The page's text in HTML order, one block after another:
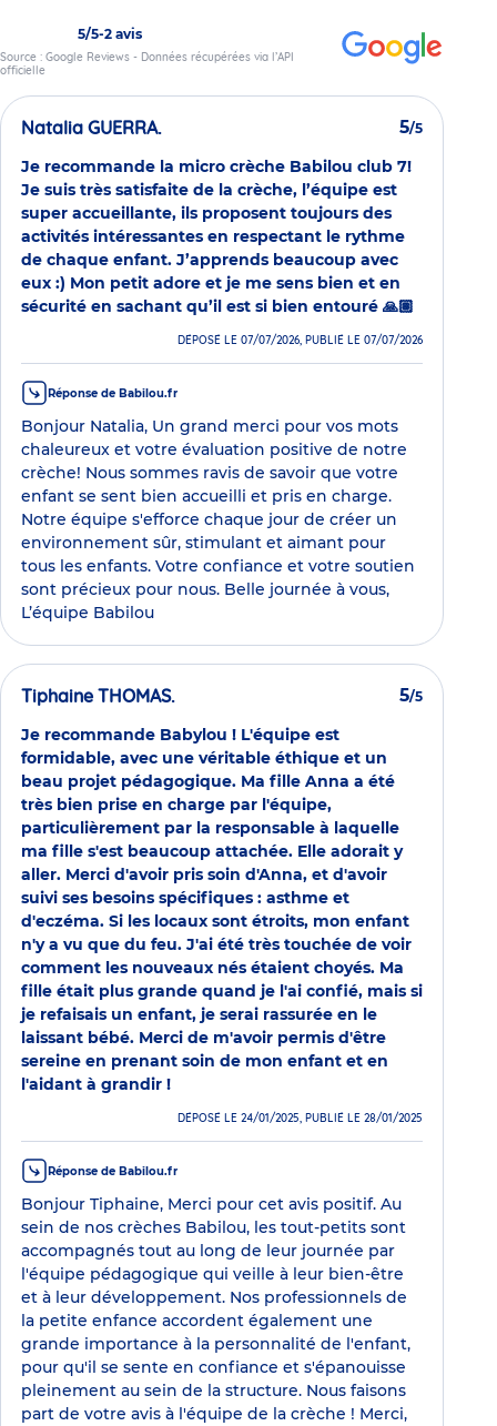
5/5-2 avis
Source : Google Reviews - Données récupérées via l’API
officielle
Natalia GUERRA. 5/5
Je recommande la micro crèche Babilou club 7!
Je suis très satisfaite de la crèche, l’équipe est
super accueillante, ils proposent toujours des
activités intéressantes en respectant le rythme
de chaque enfant. J’apprends beaucoup avec
eux :) Mon petit adore et je me sens bien et en
sécurité en sachant qu’il est si bien entouré 🙏🏽
DÉPOSÉ LE 07/07/2026, PUBLIÉ LE 07/07/2026
Réponse de Babilou.fr
Bonjour Natalia, Un grand merci pour vos mots
chaleureux et votre évaluation positive de notre
crèche! Nous sommes ravis de savoir que votre
enfant se sent bien accueilli et pris en charge.
Notre équipe s'efforce chaque jour de créer un
environnement sûr, stimulant et aimant pour
tous les enfants. Votre confiance et votre soutien
sont précieux pour nous. Belle journée à vous,
L’équipe Babilou
Tiphaine THOMAS. 5/5
Je recommande Babylou ! L'équipe est
formidable, avec une véritable éthique et un
beau projet pédagogique. Ma fille Anna a été
très bien prise en charge par l'équipe,
particulièrement par la responsable à laquelle
ma fille s'est beaucoup attachée. Elle adorait y
aller. Merci d'avoir pris soin d'Anna, et d'avoir
suivi ses besoins spécifiques : asthme et
d'eczéma. Si les locaux sont étroits, mon enfant
n'y a vu que du feu. J'ai été très touchée de voir
comment les nouveaux nés étaient choyés. Ma
fille était plus grande quand je l'ai confié, mais si
je refaisais un enfant, je serai rassurée en le
laissant bébé. Merci de m'avoir permis d'être
sereine en prenant soin de mon enfant et en
l'aidant à grandir !
DÉPOSÉ LE 24/01/2025, PUBLIÉ LE 28/01/2025
Réponse de Babilou.fr
Bonjour Tiphaine, Merci pour cet avis positif. Au
sein de nos crèches Babilou, les tout-petits sont
accompagnés tout au long de leur journée par
l'équipe pédagogique qui veille à leur bien-être
et à leur développement. Nos professionnels de
la petite enfance accordent également une
grande importance à la personnalité de l'enfant,
pour qu'il se sente en confiance et s'épanouisse
pleinement au sein de la structure. Nous faisons
part de votre avis à l'équipe de la crèche ! Merci,